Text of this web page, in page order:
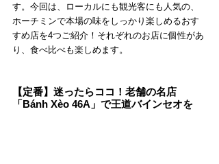
す。今回は、ローカルにも観光客にも人気の、
ホーチミンで本場の味をしっかり楽しめるおす
すめ店を4つご紹介！それぞれのお店に個性があ
り、食べ比べも楽しめます。
【定番】迷ったらココ！老舗の名店
「Bánh Xèo 46A」で王道バインセオを